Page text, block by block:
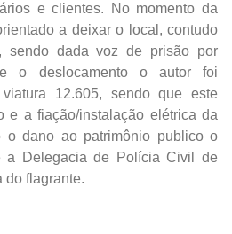
e clientes. No momento da
a deixar o local, contudo
sendo dada voz de prisão por
o deslocamento o autor foi
12.605, sendo que este
e a fiação/instalação elétrica da
o dano ao patrimônio publico o
a Delegacia de Polícia Civil de
do flagrante.